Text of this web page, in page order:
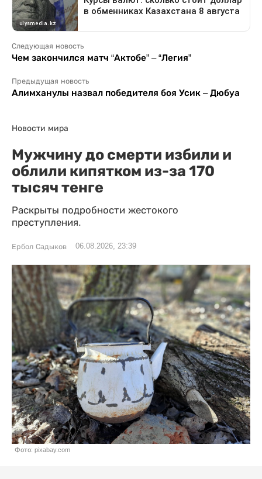
Следующая новость
Чем закончился матч “Актобе” – “Легия”
Предыдущая новость
Алимханулы назвал победителя боя Усик – Дюбуа
Новости мира
Мужчину до смерти избили и
облили кипятком из-за 170
тысяч тенге
Раскрыты подробности жестокого
преступления.
Ербол Садыков 06.08.2026, 23:39
Фото: pixabay.com